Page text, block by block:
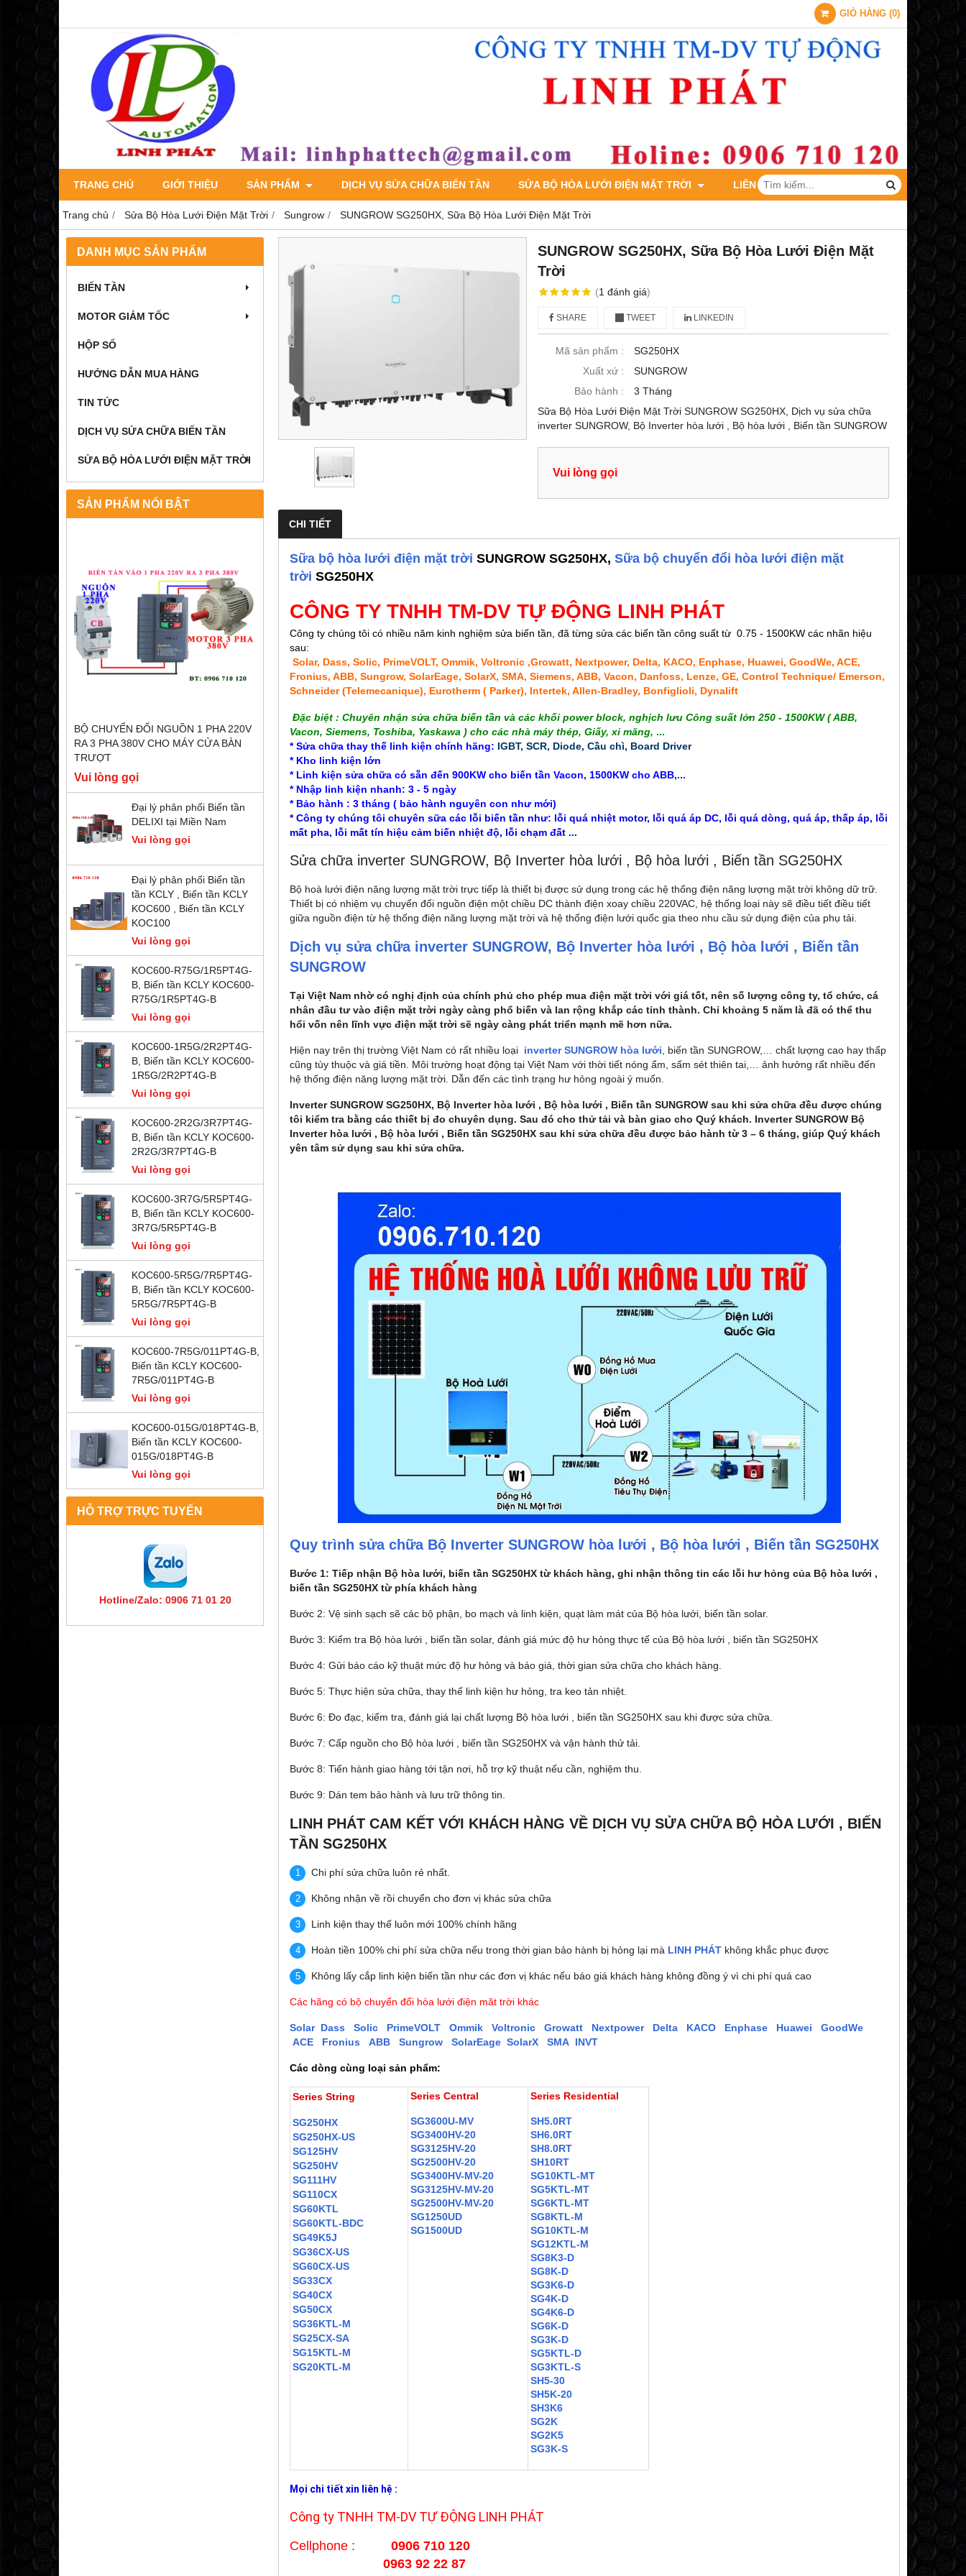
GIỎ HÀNG (0)
TRANG CHỦ GIỚI THIỆU SẢN PHẨM DỊCH VỤ SỬA CHỮA BIẾN TẦN SỬA BỘ HÒA LƯỚI ĐIỆN MẶT TRỜI LIÊN HỆ
Trang chủ Sửa Bộ Hòa Lưới Điện Mặt Trời Sungrow SUNGROW SG250HX, Sữa Bộ Hòa Lưới Điện Mặt Trời
DANH MỤC SẢN PHẨM
BIẾN TẦN
MOTOR GIẢM TỐC
HỘP SỐ
HƯỚNG DẪN MUA HÀNG
TIN TỨC
DỊCH VỤ SỬA CHỮA BIẾN TẦN
SỬA BỘ HÒA LƯỚI ĐIỆN MẶT TRỜI
SẢN PHẨM NỔI BẬT
BỘ CHUYỂN ĐỔI NGUỒN 1 PHA 220V
RA 3 PHA 380V CHO MÁY CỬA BÀN
TRƯỢT
Vui lòng gọi
Đại lý phân phối Biến tần
DELIXI tại Miền Nam
Vui lòng gọi
Đại lý phân phối Biến tần
tần KCLY , Biến tần KCLY
KOC600 , Biến tần KCLY
KOC100
Vui lòng gọi
KOC600-R75G/1R5PT4G-
B, Biến tần KCLY KOC600-
R75G/1R5PT4G-B
Vui lòng gọi
KOC600-1R5G/2R2PT4G-
B, Biến tần KCLY KOC600-
1R5G/2R2PT4G-B
Vui lòng gọi
KOC600-2R2G/3R7PT4G-
B, Biến tần KCLY KOC600-
2R2G/3R7PT4G-B
Vui lòng gọi
KOC600-3R7G/5R5PT4G-
B, Biến tần KCLY KOC600-
3R7G/5R5PT4G-B
Vui lòng gọi
KOC600-5R5G/7R5PT4G-
B, Biến tần KCLY KOC600-
5R5G/7R5PT4G-B
Vui lòng gọi
KOC600-7R5G/011PT4G-B,
Biến tần KCLY KOC600-
7R5G/011PT4G-B
Vui lòng gọi
KOC600-015G/018PT4G-B,
Biến tần KCLY KOC600-
015G/018PT4G-B
Vui lòng gọi
HỖ TRỢ TRỰC TUYẾN
Hotline/Zalo: 0906 71 01 20
SUNGROW SG250HX, Sữa Bộ Hòa Lưới Điện Mặt
Trời
(1 đánh giá)
SHARE TWEET LINKEDIN
Mã sản phẩm :
SG250HX
Xuất xứ :
SUNGROW
Bảo hành :
3 Tháng
Sữa Bộ Hòa Lưới Điện Mặt Trời SUNGROW SG250HX, Dịch vụ sửa chữa
inverter SUNGROW, Bộ Inverter hòa lưới , Bộ hòa lưới , Biến tần SUNGROW
Vui lòng gọi
CHI TIẾT
Sữa bộ hòa lưới điện mặt trời SUNGROW SG250HX, Sữa bộ chuyển đổi hòa lưới điện mặt
trời SG250HX
CÔNG TY TNHH TM-DV TỰ ĐỘNG LINH PHÁT
Công ty chúng tôi có nhiều năm kinh nghiệm sửa biến tần, đã từng sửa các biến tần công suất từ 0.75 - 1500KW các nhãn hiệu
sau:
Solar, Dass, Solic, PrimeVOLT, Ommik, Voltronic ,Growatt, Nextpower, Delta, KACO, Enphase, Huawei, GoodWe, ACE,
Fronius, ABB, Sungrow, SolarEage, SolarX, SMA, Siemens, ABB, Vacon, Danfoss, Lenze, GE, Control Technique/ Emerson,
Schneider (Telemecanique), Eurotherm ( Parker), Intertek, Allen-Bradley, Bonfiglioli, Dynalift
Đặc biệt : Chuyên nhận sửa chữa biến tần và các khối power block, nghịch lưu Công suất lớn 250 - 1500KW ( ABB,
Vacon, Siemens, Toshiba, Yaskawa ) cho các nhà máy thép, Giấy, xi măng, ...
* Sửa chữa thay thế linh kiện chính hãng: IGBT, SCR, Diode, Cầu chì, Board Driver
* Kho linh kiện lớn
* Linh kiện sửa chữa có sẵn đến 900KW cho biến tần Vacon, 1500KW cho ABB,...
* Nhập linh kiện nhanh: 3 - 5 ngày
* Bảo hành : 3 tháng ( bảo hành nguyên con như mới)
* Công ty chúng tôi chuyên sữa các lỗi biến tần như: lỗi quá nhiệt motor, lỗi quá áp DC, lỗi quá dòng, quá áp, thấp áp, lỗi
mất pha, lỗi mất tín hiệu cảm biến nhiệt độ, lỗi chạm đất ...
Sửa chữa inverter SUNGROW, Bộ Inverter hòa lưới , Bộ hòa lưới , Biến tần SG250HX
Bộ hoà lưới điện năng lượng mặt trời trực tiếp là thiết bị được sử dụng trong các hệ thống điện năng lượng mặt trời không dữ trữ.
Thiết bị có nhiệm vụ chuyển đổi nguồn điện một chiều DC thành điện xoay chiều 220VAC, hệ thống loại này sẽ điều tiết điều tiết
giữa nguồn điện từ hệ thống điện năng lượng mặt trời và hệ thống điện lưới quốc gia theo nhu cầu sử dụng điện của phụ tải.
Dịch vụ sửa chữa inverter SUNGROW, Bộ Inverter hòa lưới , Bộ hòa lưới , Biến tần
SUNGROW
Tại Việt Nam nhờ có nghị định của chính phủ cho phép mua điện mặt trời với giá tốt, nên số lượng công ty, tổ chức, cá
nhân đầu tư vào điện mặt trời ngày càng phổ biến và lan rộng khắp các tỉnh thành. Chỉ khoảng 5 năm là đã có thể thu
hổi vốn nên lĩnh vực điện mặt trời sẽ ngày càng phát triển mạnh mẽ hơn nữa.
Hiện nay trên thị trường Việt Nam có rất nhiều loại inverter SUNGROW hòa lưới, biến tần SUNGROW,… chất lượng cao hay thấp
cũng tùy thuộc và giá tiền. Môi trường hoạt động tại Việt Nam với thời tiết nóng ẩm, sấm sét thiên tai,… ảnh hưởng rất nhiều đến
hệ thống điện năng lượng mặt trời. Dẫn đến các tình trạng hư hỏng ngoài ý muốn.
Inverter SUNGROW SG250HX, Bộ Inverter hòa lưới , Bộ hòa lưới , Biến tần SUNGROW sau khi sửa chữa đều được chúng
tôi kiểm tra bằng các thiết bị đo chuyên dụng. Sau đó cho thử tải và bàn giao cho Quý khách. Inverter SUNGROW Bộ
Inverter hòa lưới , Bộ hòa lưới , Biến tần SG250HX sau khi sửa chữa đều được bảo hành từ 3 – 6 tháng, giúp Quý khách
yên tâm sử dụng sau khi sửa chữa.
Quy trình sửa chữa Bộ Inverter SUNGROW hòa lưới , Bộ hòa lưới , Biến tần SG250HX
Bước 1: Tiếp nhận Bộ hòa lưới, biến tần SG250HX từ khách hàng, ghi nhận thông tin các lỗi hư hỏng của Bộ hòa lưới ,
biến tần SG250HX từ phía khách hàng
Bước 2: Vệ sinh sạch sẽ các bộ phận, bo mạch và linh kiện, quạt làm mát của Bộ hòa lưới, biến tần solar.
Bước 3: Kiểm tra Bộ hòa lưới , biến tần solar, đánh giá mức độ hư hỏng thực tế của Bộ hòa lưới , biến tần SG250HX
Bước 4: Gửi báo cáo kỹ thuật mức độ hư hỏng và báo giá, thời gian sửa chữa cho khách hàng.
Bước 5: Thực hiện sửa chữa, thay thế linh kiện hư hỏng, tra keo tản nhiệt.
Bước 6: Đo đạc, kiểm tra, đánh giá lại chất lượng Bộ hòa lưới , biến tần SG250HX sau khi được sửa chữa.
Bước 7: Cấp nguồn cho Bộ hòa lưới , biến tần SG250HX và vận hành thử tải.
Bước 8: Tiến hành giao hàng tới tận nơi, hỗ trợ kỹ thuật nếu cần, nghiệm thu.
Bước 9: Dán tem bảo hành và lưu trữ thông tin.
LINH PHÁT CAM KẾT VỚI KHÁCH HÀNG VỀ DỊCH VỤ SỬA CHỮA BỘ HÒA LƯỚI , BIẾN
TẦN SG250HX
Chi phí sửa chữa luôn rẻ nhất.
Không nhận về rồi chuyển cho đơn vị khác sửa chữa
Linh kiện thay thế luôn mới 100% chính hãng
Hoàn tiền 100% chi phí sửa chữa nếu trong thời gian bảo hành bị hỏng lại mà LINH PHÁT không khắc phục được
Không lấy cắp linh kiện biến tần như các đơn vị khác nếu báo giá khách hàng không đồng ý vì chi phí quá cao
Các hãng có bộ chuyển đổi hòa lưới điện măt trời khác
Solar Dass Solic PrimeVOLT Ommik Voltronic Growatt Nextpower Delta KACO Enphase Huawei
GoodWe
ACE
Fronius ABB Sungrow SolarEage SolarX SMA INVT
Các dòng cùng loại sản phẩm:
Series String
SG250HX
SG250HX-US
SG125HV
SG250HV
SG111HV
SG110CX
SG60KTL
SG60KTL-BDC
SG49K5J
SG36CX-US
SG60CX-US
SG33CX
SG40CX
SG50CX
SG36KTL-M
SG25CX-SA
SG15KTL-M
SG20KTL-M
Series Central
SG3600U-MV
SG3400HV-20
SG3125HV-20
SG2500HV-20
SG3400HV-MV-20
SG3125HV-MV-20
SG2500HV-MV-20
SG1250UD
SG1500UD
Series Residential
SH5.0RT
SH6.0RT
SH8.0RT
SH10RT
SG10KTL-MT
SG5KTL-MT
SG6KTL-MT
SG8KTL-M
SG10KTL-M
SG12KTL-M
SG8K3-D
SG8K-D
SG3K6-D
SG4K-D
SG4K6-D
SG6K-D
SG3K-D
SG5KTL-D
SG3KTL-S
SH5-30
SH5K-20
SH3K6
SG2K
SG2K5
SG3K-S
Mọi chi tiết xin liên hệ :
Công ty TNHH TM-DV TỰ ĐỘNG LINH PHÁT
Cellphone :
0906 710 120
0963 92 22 87